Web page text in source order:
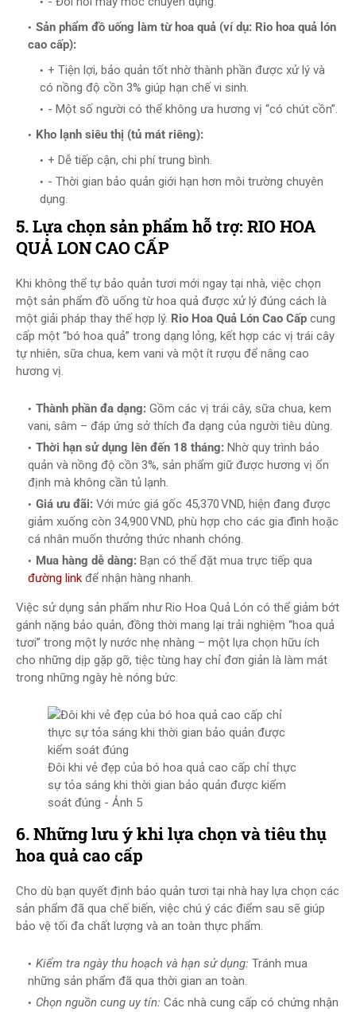
Sản phẩm đồ uống làm từ hoa quả (ví dụ: Rio hoa quả lón
cao cấp):
+ Tiện lợi, bảo quản tốt nhờ thành phần được xử lý và
có nồng độ cồn 3% giúp hạn chế vi sinh.
- Một số người có thể không ưa hương vị “có chút cồn”.
Kho lạnh siêu thị (tủ mát riêng):
+ Dễ tiếp cận, chi phí trung bình.
- Thời gian bảo quản giới hạn hơn môi trường chuyên
dụng.
5. Lựa chọn sản phẩm hỗ trợ: RIO HOA
QUẢ LON CAO CẤP
Khi không thể tự bảo quản tươi mới ngay tại nhà, việc chọn
một sản phẩm đồ uống từ hoa quả được xử lý đúng cách là
một giải pháp thay thế hợp lý. Rio Hoa Quả Lón Cao Cấp cung
cấp một “bó hoa quả” trong dạng lỏng, kết hợp các vị trái cây
tự nhiên, sữa chua, kem vani và một ít rượu để nâng cao
hương vị.
Thành phần đa dạng: Gồm các vị trái cây, sữa chua, kem
vani, sâm – đáp ứng sở thích đa dạng của người tiêu dùng.
Thời hạn sử dụng lên đến 18 tháng: Nhờ quy trình bảo
quản và nồng độ cồn 3%, sản phẩm giữ được hương vị ổn
định mà không cần tủ lạnh.
Giá ưu đãi: Với mức giá gốc 45,370 VND, hiện đang được
giảm xuống còn 34,900 VND, phù hợp cho các gia đình hoặc
cá nhân muốn thưởng thức nhanh chóng.
Mua hàng dễ dàng: Bạn có thể đặt mua trực tiếp qua
đường link để nhận hàng nhanh.
Việc sử dụng sản phẩm như Rio Hoa Quả Lón có thể giảm bớt
gánh nặng bảo quản, đồng thời mang lại trải nghiệm “hoa quả
tươi” trong một ly nước nhẹ nhàng – một lựa chọn hữu ích
cho những dịp gặp gỡ, tiệc tùng hay chỉ đơn giản là làm mát
trong những ngày hè nóng bức.
Đôi khi vẻ đẹp của bó hoa quả cao cấp chỉ thực
sự tỏa sáng khi thời gian bảo quản được kiểm
soát đúng - Ảnh 5
6. Những lưu ý khi lựa chọn và tiêu thụ
hoa quả cao cấp
Cho dù bạn quyết định bảo quản tươi tại nhà hay lựa chọn các
sản phẩm đã qua chế biến, việc chú ý các điểm sau sẽ giúp
bảo vệ tối đa chất lượng và an toàn thực phẩm.
Kiểm tra ngày thu hoạch và hạn sử dụng: Tránh mua
những sản phẩm đã qua thời gian an toàn.
Chọn nguồn cung uy tín: Các nhà cung cấp có chứng nhận